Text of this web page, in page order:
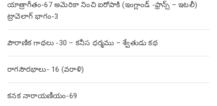
యాత్రాగీతం-67 అమెరికా నించి ఐరోపాకి (ఇంగ్లాండ్ -ఫ్రాన్స్ – ఇటలీ)
ట్రావెలాగ్ భాగం-3
పౌరాణిక గాథలు -30 – కనీస ధర్మము – శ్వేతుడు కథ
రాగసౌరభాలు- 16 (వరాళి)
కనక నారాయణీయం-69